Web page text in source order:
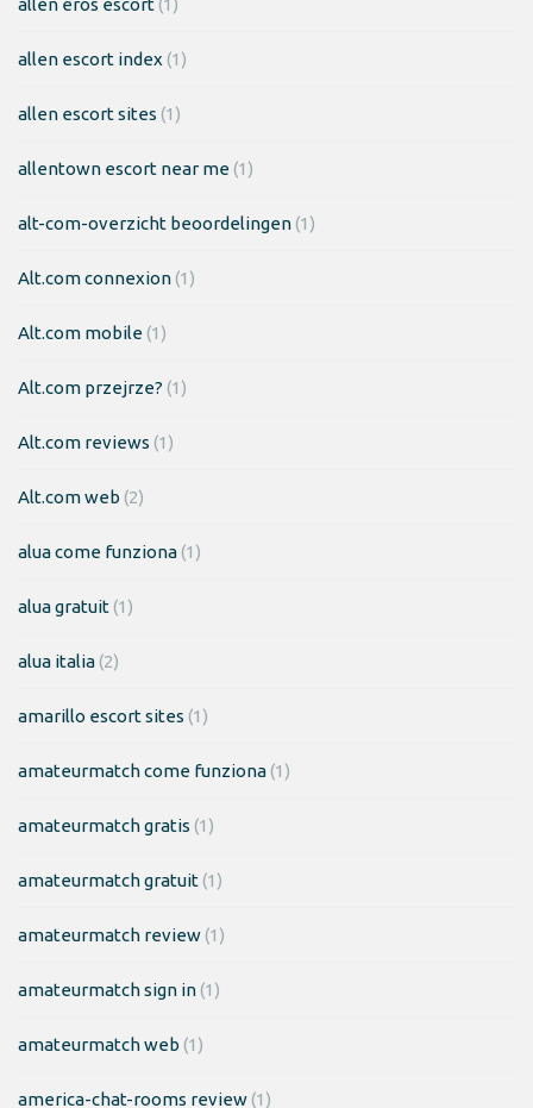
allen eros escort(1)
allen escort index (1)
allen escort sites (1)
allentown escort near me(1)
alt-com-overzicht beoordelingen(1)
Alt.com connexion(1)
Alt.com mobile(1)
Alt.com przejrze? (1)
Alt.com reviews (1)
Alt.com web (2)
alua come funziona(1)
alua gratuit(1)
alua italia(2)
amarillo escort sites (1)
amateurmatch come funziona(1)
amateurmatch gratis (1)
amateurmatch gratuit(1)
amateurmatch review(1)
amateurmatch sign in(1)
amateurmatch web (1)
america-chat-rooms review(1)